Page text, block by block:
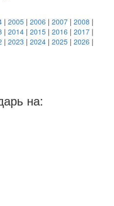
| 2005 | 2006 | 2007 | 2008 |
| 2014 | 2015 | 2016 | 2017 |
| 2023 | 2024 | 2025 | 2026 |
на: